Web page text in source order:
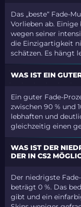
Das „beste“ Fade-
Vorlieben ab. Einige
wegen seiner
die Einzigartigkeit
schätzen. Es hängt
WAS IST EIN
Ein guter Fade-
zwischen 90 % und
lebhaften und
gleichzeitig einen
WAS IST DER
DER IN CS2
Der niedrigste
beträgt 0 %. Das
gibt und ein